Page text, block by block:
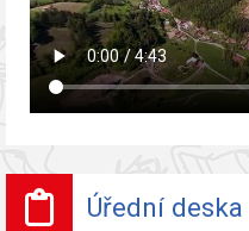
Úřední deska